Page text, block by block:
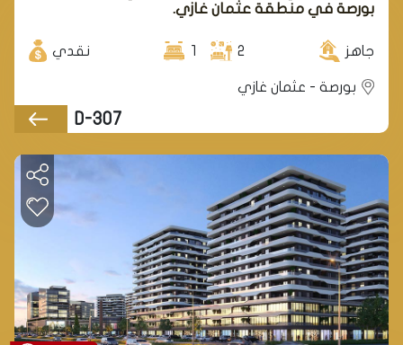
بورصة في منطقة عثمان غازي.
جاهز 2
1 نقدي
بورصة - عثمان غازي
D-307